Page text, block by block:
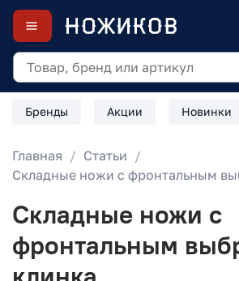
Бренды Акции Новинки
Главная
Статьи
Складные ножи с фронтальным
Складные ножи с
фронтальным